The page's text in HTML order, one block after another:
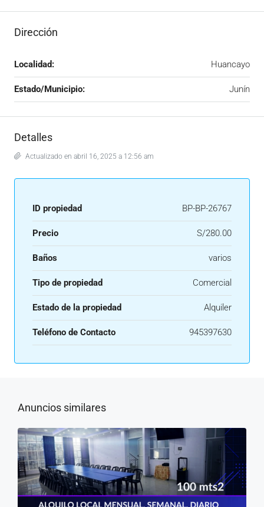
Dirección
Localidad: Huancayo
Estado/Municipio: Junín
Detalles
Actualizado en abril 16, 2025 a 12:56 am
ID propiedad BP-BP-26767
Precio S/280.00
Baños varios
Tipo de propiedad Comercial
Estado de la propiedad Alquiler
Teléfono de Contacto 945397630
Anuncios similares